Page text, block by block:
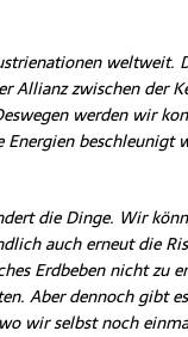
weltweit.
Allianz zwischen der
werden wir
beschleunigt
die Dinge. Wir
auch erneut die
Erdbeben nicht zu
Aber dennoch gibt
wir selbst noch